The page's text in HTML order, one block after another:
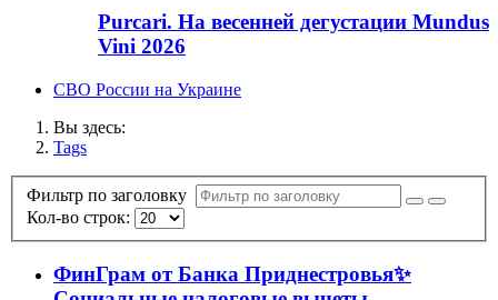
Purcari. На весенней дегустации Mundus
Vini 2026
СВО России на Украине
Вы здесь:
Tags
Фильтр по заголовку
Кол-во строк:
ФинГрам от Банка Приднестровья✨